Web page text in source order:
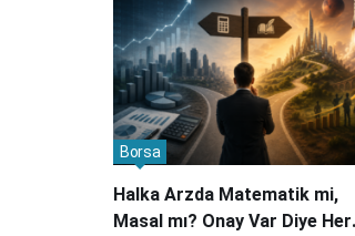
Halka Arzda Matematik mi,
Masal mı? Onay Var Diye Her
Borsa